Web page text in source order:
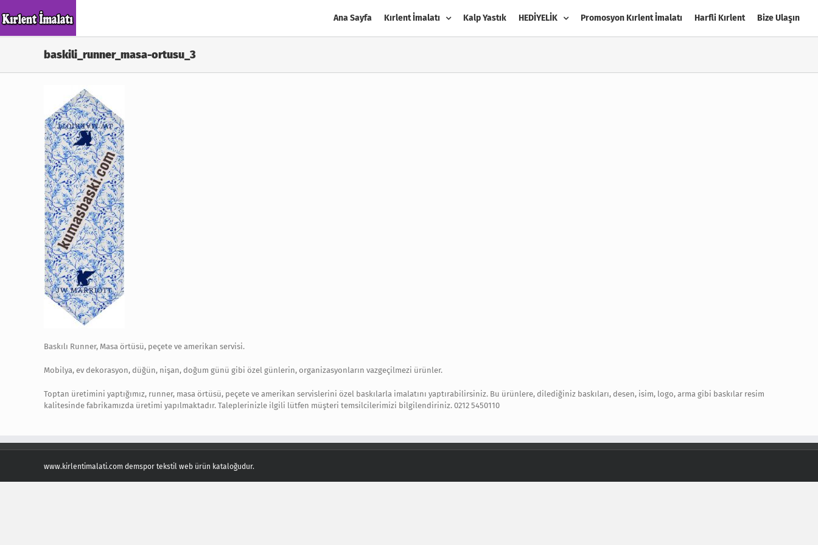
to
content
Ana Sayfa Kırlent İmalatı Kalp Yastık HEDİYELİK Promosyon Kırlent İmalatı Harfli Kırlent Bize Ulaşın
baskili_runner_masa-ortusu_3
Baskılı Runner, Masa örtüsü, peçete ve amerikan servisi.
Mobilya, ev dekorasyon, düğün, nişan, doğum günü gibi özel günlerin, organizasyonların vazgeçilmezi ürünler.
Toptan üretimini yaptığımız, runner, masa örtüsü, peçete ve amerikan servislerini özel baskılarla imalatını yaptırabilirsiniz. Bu ürünlere, dilediğiniz baskıları, desen, isim, logo, arma gibi baskılar resim
kalitesinde fabrikamızda üretimi yapılmaktadır. Taleplerinizle ilgili lütfen müşteri temsilcilerimizi bilgilendiriniz. 0212 5450110
www.kirlentimalati.com demspor tekstil web ürün kataloğudur.